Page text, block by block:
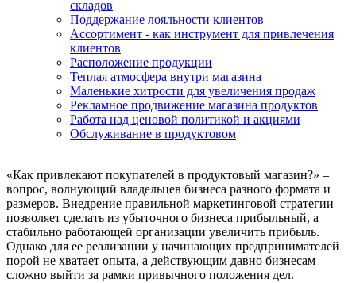
складов
Поддержание лояльности клиентов
Ассортимент - как инструмент для привлечения
клиентов
Расположение продукции
Теплая атмосфера внутри магазина
Маленькие хитрости для увеличения продаж
Рекламное продвижение магазина продуктов
Работа над ценовой политикой и акциями
Обслуживание в продуктовом
«Как привлекают покупателей в продуктовый магазин?» –
вопрос, волнующий владельцев бизнеса разного формата и
размеров. Внедрение правильной маркетинговой стратегии
позволяет сделать из убыточного бизнеса прибыльный, а
стабильно работающей организации увеличить прибыль.
Однако для ее реализации у начинающих предпринимателей
порой не хватает опыта, а действующим давно бизнесам –
сложно выйти за рамки привычного положения дел.